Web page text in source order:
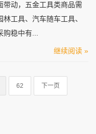
带动，五金工具类商品需
工具、汽车随车工具、
稳中有...
继续阅读 »
62 下一页